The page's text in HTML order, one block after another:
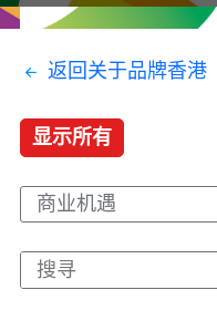
返回关于品牌香港
显示所有
商业机遇